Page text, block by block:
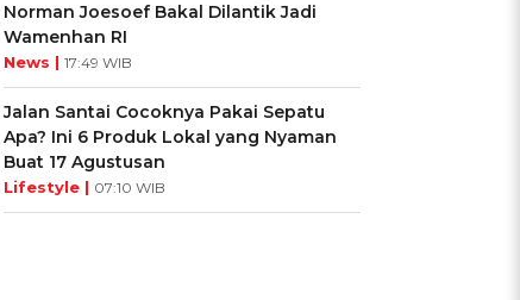
Norman Joesoef Bakal Dilantik Jadi
Wamenhan RI
News | 17:49 WIB
Jalan Santai Cocoknya Pakai Sepatu
Apa? Ini 6 Produk Lokal yang Nyaman
Buat 17 Agustusan
Lifestyle | 07:10 WIB